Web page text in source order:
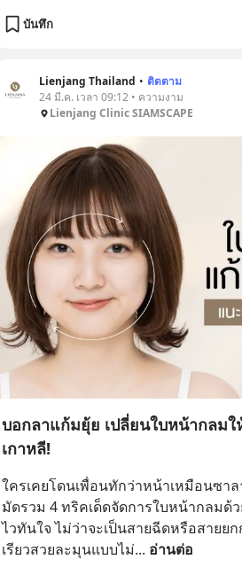
บันทึก
Lienjang Thailand • ติดตาม
24 มี.ค. เวลา 09:12 • ความงาม
Lienjang Clinic SIAMSCAPE
บอกลาแก้มยุ้ย เปลี่ยนใบหน้ากลมใ
เกาหลี!
ใครเคยโดนเพื่อนทักว่าหน้าเหมือนซาล
มัดรวม 4 ทริคเด็ดจัดการใบหน้ากลมด้
ไวทันใจ ไม่ว่าจะเป็นสายฉีดหรือสายย
เรียวสวยละมุนแบบไม่... อ่านต่อ